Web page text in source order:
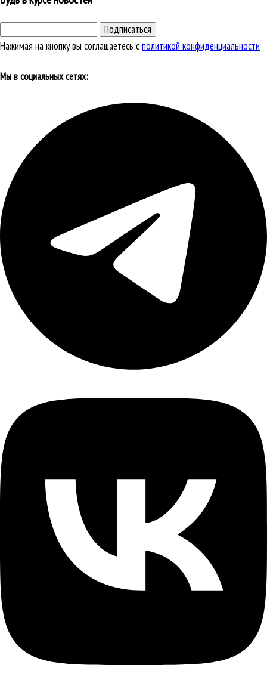
Подписаться
Нажимая на кнопку вы соглашаетесь сполитикой конфиденциальности
Мы в социальных сетях: